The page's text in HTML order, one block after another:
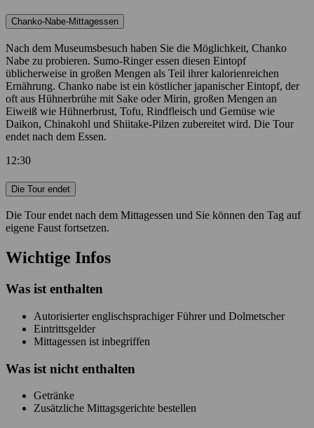
Chanko-Nabe-Mittagessen
Nach dem Museumsbesuch haben Sie die Möglichkeit, Chanko
Nabe zu probieren. Sumo-Ringer essen diesen Eintopf
üblicherweise in großen Mengen als Teil ihrer kalorienreichen
Ernährung. Chanko nabe ist ein köstlicher japanischer Eintopf, der
oft aus Hühnerbrühe mit Sake oder Mirin, großen Mengen an
Eiweiß wie Hühnerbrust, Tofu, Rindfleisch und Gemüse wie
Daikon, Chinakohl und Shiitake-Pilzen zubereitet wird. Die Tour
endet nach dem Essen.
12:30
Die Tour endet
Die Tour endet nach dem Mittagessen und Sie können den Tag auf
eigene Faust fortsetzen.
Wichtige Infos
Was ist enthalten
Autorisierter englischsprachiger Führer und Dolmetscher
Eintrittsgelder
Mittagessen ist inbegriffen
Was ist nicht enthalten
Getränke
Zusätzliche Mittagsgerichte bestellen